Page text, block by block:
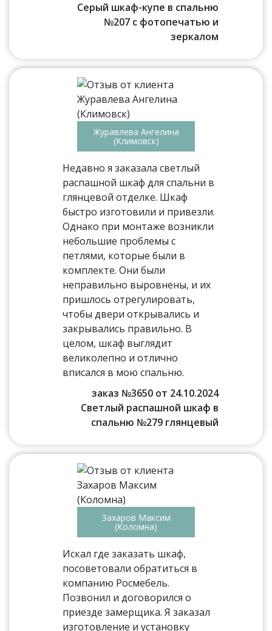
Серый шкаф-купе в спальню
№207 с фотопечатью и
зеркалом
Журавлева Ангелина
(Климовск)
Недавно я заказала светлый
распашной шкаф для спальни в
глянцевой отделке. Шкаф
быстро изготовили и привезли.
Однако при монтаже возникли
небольшие проблемы с
петлями, которые были в
комплекте. Они были
неправильно выровнены, и их
пришлось отрегулировать,
чтобы двери открывались и
закрывались правильно. В
целом, шкаф выглядит
великолепно и отлично
вписался в мою спальню.
заказ №3650 от 24.10.2024
Светлый распашной шкаф в
спальню №279 глянцевый
Захаров Максим
(Коломна)
Искал где заказать шкаф,
посоветовали обратиться в
компанию Росмебель.
Позвонил и договорился о
приезде замерщика. Я заказал
изготовление и установку